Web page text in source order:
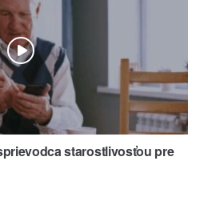
starostlivosťou pre